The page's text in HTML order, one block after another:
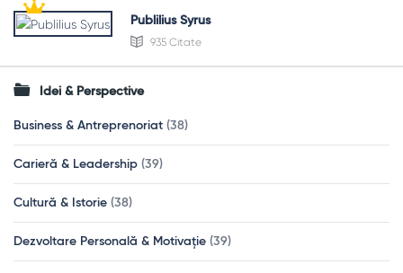
Publilius Syrus
935 Citate
Idei & Perspective
Business & Antreprenoriat (38)
Carieră & Leadership (39)
Cultură & Istorie (38)
Dezvoltare Personală & Motivație (39)